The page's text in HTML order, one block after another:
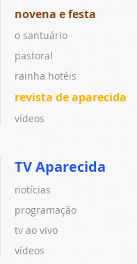
novena e festa
o santuário
pastoral
rainha hotéis
revista de aparecida
vídeos
TV Aparecida
notícias
programação
tv ao vivo
vídeos